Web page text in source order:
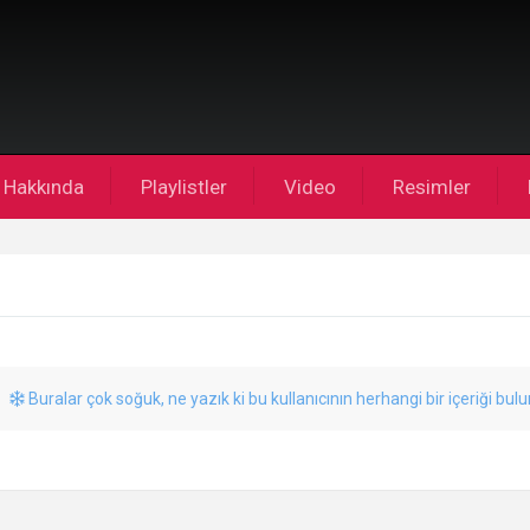
Hakkında Playlistler Video Resimler
Buralar çok soğuk, ne yazık ki bu kullanıcının herhangi bir içeriği